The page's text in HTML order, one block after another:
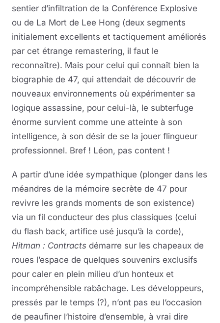
sentier d’infiltration de la Conférence Explosive
ou de La Mort de Lee Hong (deux segments
initialement excellents et tactiquement améliorés
par cet étrange remastering, il faut le
reconnaître). Mais pour celui qui connaît bien la
biographie de 47, qui attendait de découvrir de
nouveaux environnements où expérimenter sa
logique assassine, pour celui-là, le subterfuge
énorme survient comme une atteinte à son
intelligence, à son désir de se la jouer flingueur
professionnel. Bref ! Léon, pas content !
A partir d’une idée sympathique (plonger dans les
méandres de la mémoire secrète de 47 pour
revivre les grands moments de son existence)
via un fil conducteur des plus classiques (celui
du flash back, artifice usé jusqu’à la corde),
Hitman : Contracts démarre sur les chapeaux de
roues l’espace de quelques souvenirs exclusifs
pour caler en plein milieu d’un honteux et
incompréhensible rabâchage. Les développeurs,
pressés par le temps (?), n’ont pas eu l’occasion
de peaufiner l’histoire d’ensemble, à vrai dire